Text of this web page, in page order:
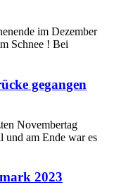
im Dezember
Schnee ! Bei
gegangen
Novembertag
und am Ende war es
2023